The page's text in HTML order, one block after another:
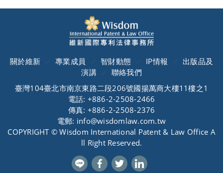
關於維新 專業成員 智財動態 IP情報
出版品及
演講
聯絡我們
臺灣104臺北市南京東路二段206號國揚萬商大樓11樓之1
電話: +886-2-2508-2466
傳真: +886-2-2508-2376
電郵: info@wisdomlaw.com.tw
COPYRIGHT © Wisdom International Patent & Law Office A
ll Right Reserved.